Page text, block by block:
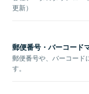
更新）
郵便番号・バーコード
郵便番号や、バーコード
す。